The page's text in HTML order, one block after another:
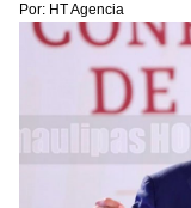
Por: HT Agencia